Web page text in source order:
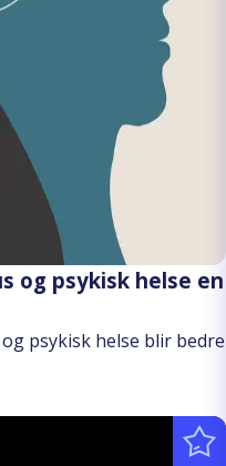
og psykisk helse en
psykisk helse blir bedre